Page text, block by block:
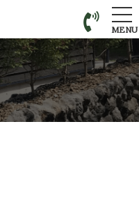
MENU